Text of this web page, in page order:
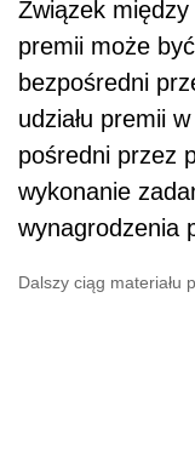
Związek
premii może
bezpośredni
udziału premii
pośredni przez
wykonanie
wynagrodzenia
Dalszy ciąg materiału